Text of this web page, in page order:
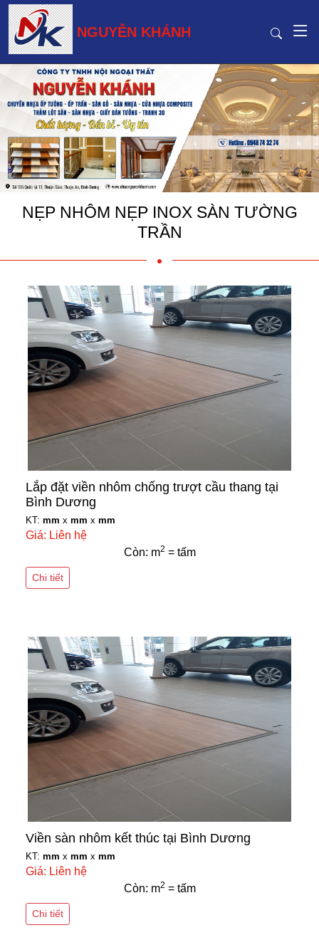
NGUYỄN KHÁNH
NẸP NHÔM NẸP INOX SÀN TƯỜNG
TRẦN
Lắp đặt viền nhôm chống trượt cầu thang tại
Bình Dương
KT: mm x mm x mm
Giá: Liên hệ
Còn: m2 = tấm
Chi tiết
Viền sàn nhôm kết thúc tại Bình Dương
KT: mm x mm x mm
Giá: Liên hệ
Còn: m2 = tấm
Chi tiết